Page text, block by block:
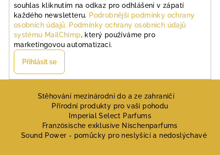
souhlas kliknutím na odkaz pro odhlášení v zápatí
každého newsletteru. Podrobnější podmínky ochrany
osobních údajů. Podmínky ochrany osobních údajů
systému MailChimp, který používáme pro
marketingovou automatizaci.
Přihlásit se
Stěhování mezinárodní do a ze zahraničí
Přírodní produkty pro vaši pohodu
Imperial Select Parfums
Französische exklusive Nischenparfums
Sound Power - pomůcky pro neslyšící a nedoslýchavé